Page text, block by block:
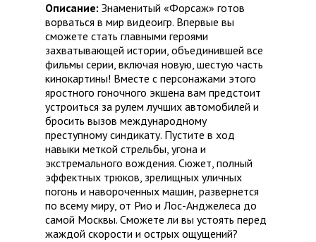
Описание: Знаменитый «Форсаж» готов
ворваться в мир видеоигр. Впервые вы
сможете стать главными героями
захватывающей истории, объединившей все
фильмы серии, включая новую, шестую часть
кинокартины! Вместе с персонажами этого
яростного гоночного экшена вам предстоит
устроиться за рулем лучших автомобилей и
бросить вызов международному
преступному синдикату. Пустите в ход
навыки меткой стрельбы, угона и
экстремального вождения. Сюжет, полный
эффектных трюков, зрелищных уличных
погонь и навороченных машин, развернется
по всему миру, от Рио и Лос-Анджелеса до
самой Москвы. Сможете ли вы устоять перед
жаждой скорости и острых ощущений?